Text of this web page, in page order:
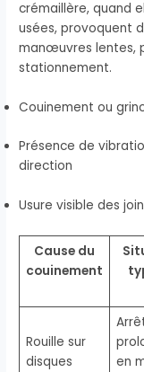
crémaillère, quand
usées, provoquent
manœuvres lentes,
stationnement.
Couinement ou
Présence de
direction
Usure visible des
Cause du
couinement
Rouille sur
disques
en